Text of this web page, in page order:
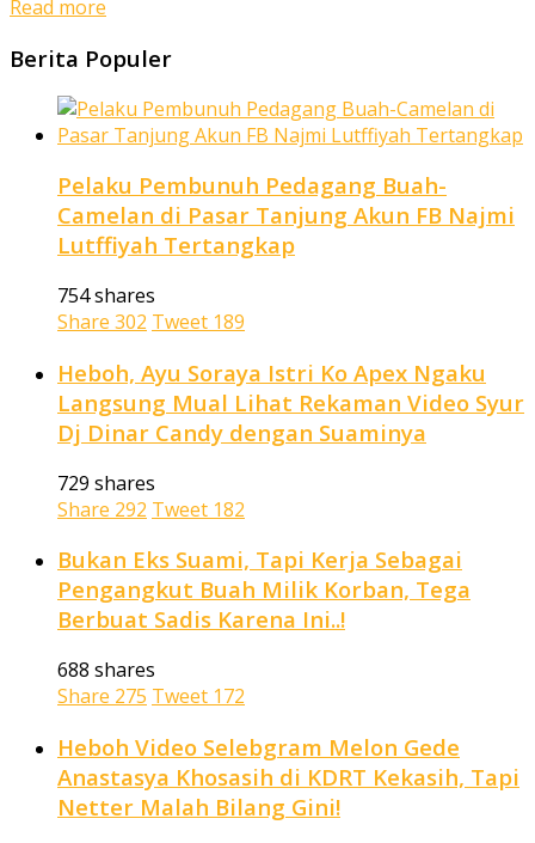
Read more
Berita Populer
Pelaku Pembunuh Pedagang Buah-
Camelan di Pasar Tanjung Akun FB Najmi
Lutffiyah Tertangkap
754 shares
Share 302 Tweet 189
Heboh, Ayu Soraya Istri Ko Apex Ngaku
Langsung Mual Lihat Rekaman Video Syur
Dj Dinar Candy dengan Suaminya
729 shares
Share 292 Tweet 182
Bukan Eks Suami, Tapi Kerja Sebagai
Pengangkut Buah Milik Korban, Tega
Berbuat Sadis Karena Ini..!
688 shares
Share 275 Tweet 172
Heboh Video Selebgram Melon Gede
Anastasya Khosasih di KDRT Kekasih, Tapi
Netter Malah Bilang Gini!